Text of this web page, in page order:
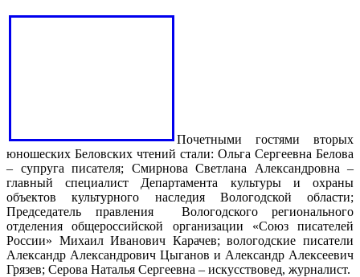
Почетными гостями вторых
юношеских Беловских чтений стали: Ольга Сергеевна Белова
– супруга писателя; Смирнова Светлана Александровна –
главный специалист Департамента культуры и охраны
объектов культурного наследия Вологодской области;
Председатель правления Вологодского регионального
отделения общероссийской организации «Союз писателей
России» Михаил Иванович Карачев; вологодские писатели
Александр Александрович Цыганов и Александр Алексеевич
Грязев; Серова Наталья Сергеевна – искусствовед, журналист.